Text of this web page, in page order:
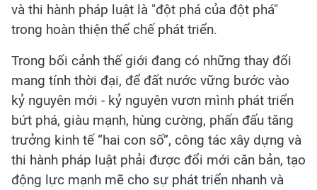
và thi hành pháp luật là "đột phá của đột phá"
trong hoàn thiện thể chế phát triển.
Trong bối cảnh thế giới đang có những thay đổi
mang tính thời đại, để đất nước vững bước vào
kỷ nguyên mới - kỷ nguyên vươn mình phát triển
bứt phá, giàu mạnh, hùng cường, phấn đấu tăng
trưởng kinh tế “hai con số”, công tác xây dựng và
thi hành pháp luật phải được đổi mới căn bản, tạo
động lực mạnh mẽ cho sự phát triển nhanh và